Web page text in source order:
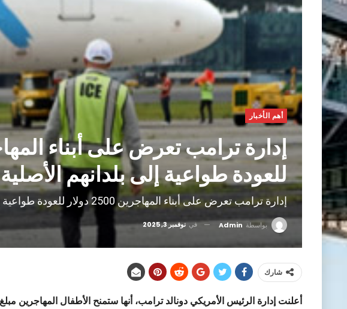
أهم الأخبار
للعودة طواعية إلى بلدانهم الأصلية
إدارة ترامب تعرض على أبناء المهاجرين 2500 دولار للعودة طواعية إلى بلدانهم الأصلية
بواسطة Admin فينوفمبر 3, 2025
شارك